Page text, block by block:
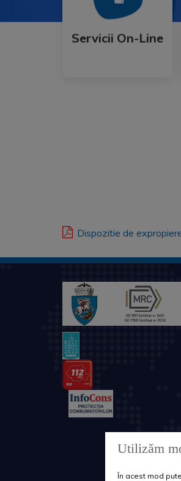
Servicii On-Line
Servicii On-Line
Dispozitie de
Utilizăm
În acest mod